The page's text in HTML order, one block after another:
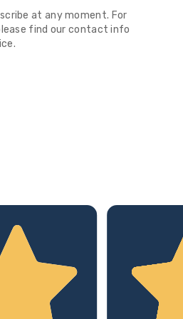
at any moment. For
find our contact info